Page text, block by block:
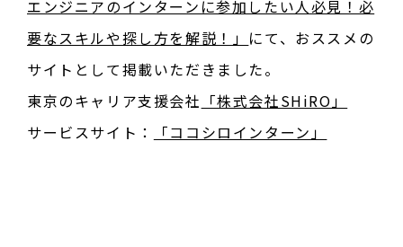
エンジニアのインターンに参加したい人必見！必
要なスキルや探し方を解説！」 にて、おススメの
サイトとして掲載いただきました。
東京のキャリア支援会社 「株式会社SHiRO」
サービスサイト：
「ココシロインターン」